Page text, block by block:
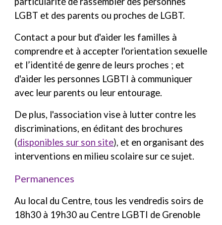
LGBT et des parents ou proches de LGBT.
Contact a pour but d'aider les familles à
comprendre et à accepter l'orientation sexuelle
et l’identité de genre de leurs proches ; et
d'aider les personnes LGBTI à communiquer
avec leur parents ou leur entourage.
De plus, l'association vise à lutter contre les
discriminations, en éditant des brochures
(disponibles sur son site), et en organisant des
interventions en milieu scolaire sur ce sujet.
Permanences
Au local du Centre, tous les vendredis soirs de
18h30 à 19h30 au Centre LGBTI de Grenoble